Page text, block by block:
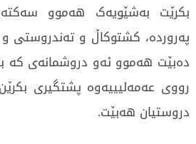
بکرێت بەشێویەک هەموو
پەروردە، کشتوکاڵ و تەندروستی و
دەبێت هەموو ئەو دروشمانەی کە
رووی عەمەلیییەوە پشتگیری
دروستیان هەبێت.